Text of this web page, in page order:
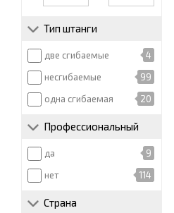
Тип штанги
две сгибаемые
4
несгибаемые
99
одна сгибаемая
20
Профессиональный
да
9
нет
114
Страна